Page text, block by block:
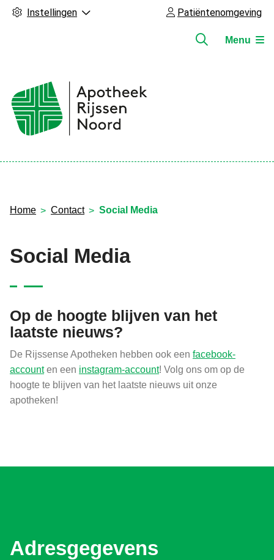
Instellingen Patiëntenomgeving
Menu
Home Contact Social Media
Social Media
Op de hoogte blijven van het
laatste nieuws?
De Rijssense Apotheken hebben ook een facebook-
accounten een instagram-account! Volg ons om op de
hoogte te blijven van het laatste nieuws uit onze
apotheken!
Adresgegevens